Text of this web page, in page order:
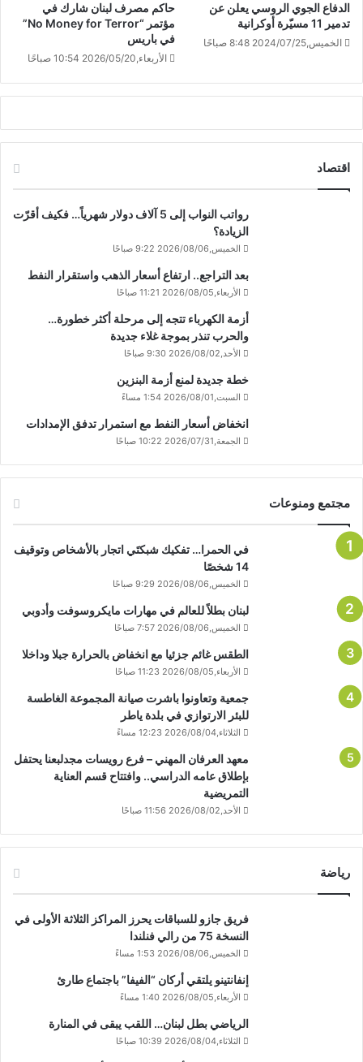
الدفاع الجوي الروسي يعلن عن
تدمير 11 مسيّرة أوكرانية
الخميس,2024/07/25 8:48 صباحًا
حاكم مصرف لبنان شارك في
مؤتمر “No Money for Terror”
في باريس
الأربعاء,2026/05/20 10:54 صباحًا
اقتصاد
رواتب النواب إلى 5 آلاف دولار شهرياً… فكيف أقرّت
الزيادة؟
الخميس,2026/08/06 9:22 صباحًا
بعد التراجع.. ارتفاع أسعار الذهب واستقرار النفط
الأربعاء,2026/08/05 11:21 صباحًا
أزمة الكهرباء تتجه إلى مرحلة أكثر خطورة…
والحرب تنذر بموجة غلاء جديدة
الأحد,2026/08/02 9:30 صباحًا
خطة جديدة لمنع أزمة البنزين
السبت,2026/08/01 1:54 مساءً
انخفاض أسعار النفط مع استمرار تدفق الإمدادات
الجمعة,2026/07/31 10:22 صباحًا
مجتمع ومنوعات
في الحمرا… تفكيك شبكتَي اتجار بالأشخاص وتوقيف
14 شخصًا
الخميس,2026/08/06 9:29 صباحًا
لبنان بطلاً للعالم في مهارات مايكروسوفت وأدوبي
الخميس,2026/08/06 7:57 صباحًا
الطقس غائم جزئيا مع انخفاض بالحرارة جبلا وداخلا
الأربعاء,2026/08/05 11:23 صباحًا
جمعية وتعاونوا باشرت صيانة المجموعة الغاطسة
للبئر الارتوازي في بلدة ياطر
الثلاثاء,2026/08/04 12:23 مساءً
معهد العرفان المهني – فرع رويسات مجدلبعنا يحتفل
بإطلاق عامه الدراسي.. وافتتاح قسم العناية
التمريضية
الأحد,2026/08/02 11:56 صباحًا
رياضة
فريق جازو للسباقات يحرز المراكز الثلاثة الأولى في
النسخة 75 من رالي فنلندا
الخميس,2026/08/06 1:53 مساءً
إنفانتينو يلتقي أركان “الفيفا” باجتماع طارئ
الأربعاء,2026/08/05 1:40 مساءً
الرياضي بطل لبنان… اللقب يبقى في المنارة
الثلاثاء,2026/08/04 10:39 صباحًا